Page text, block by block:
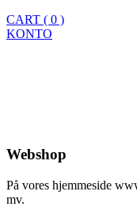
CART ( 0 )
KONTO
Webshop
På vores hjemmeside
mv.